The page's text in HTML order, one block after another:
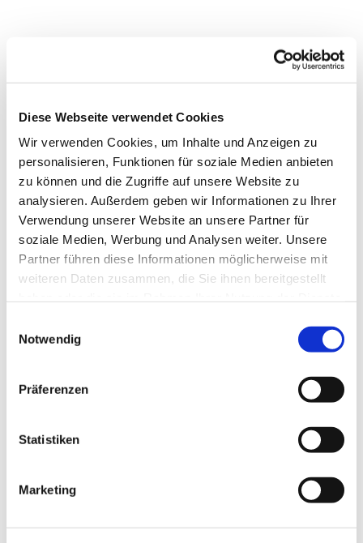
Diese Webseite verwendet Cookies
Wir verwenden Cookies, um Inhalte und Anzeigen zu
personalisieren, Funktionen für soziale Medien anbieten
zu können und die Zugriffe auf unsere Website zu
analysieren. Außerdem geben wir Informationen zu Ihrer
Verwendung unserer Website an unsere Partner für
soziale Medien, Werbung und Analysen weiter. Unsere
Partner führen diese Informationen möglicherweise mit
weiteren Daten zusammen, die Sie ihnen bereitgestellt
Notwendig
Präferenzen
Statistiken
Marketing